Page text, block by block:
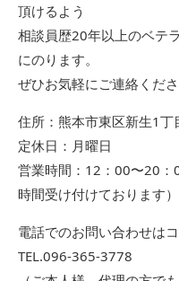
頂けるよう
相談員歴20年以上のベテ
にのります。
ぜひお気軽にご連絡くださ
住所：熊本市東区新生1丁
定休日：月曜日
営業時間：12：00〜20
時間受け付けております）
電話でのお問い合わせはコ
TEL.096-365-3778